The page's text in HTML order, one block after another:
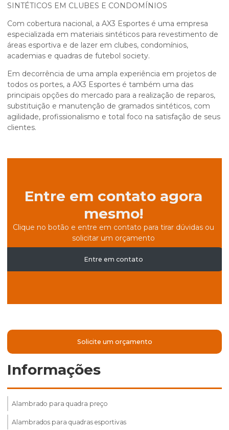
SINTÉTICOS EM CLUBES E CONDOMÍNIOS
Com cobertura nacional, a AX3 Esportes é uma empresa
especializada em materiais sintéticos para revestimento de
áreas esportiva e de lazer em clubes, condomínios,
academias e quadras de futebol society.
Em decorrência de uma ampla experiência em projetos de
todos os portes, a AX3 Esportes é também uma das
principais opções do mercado para a realização de reparos,
substituição e manutenção de gramados sintéticos, com
agilidade, profissionalismo e total foco na satisfação de seus
clientes.
Entre em contato agora
mesmo!
Clique no botão e entre em contato para tirar dúvidas ou
solicitar um orçamento
Entre em contato
Solicite um orçamento
Informações
Alambrado para quadra preço
Alambrados para quadras esportivas